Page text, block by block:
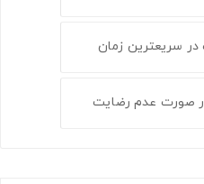
در سریعترین زمان
صورت عدم رضایت